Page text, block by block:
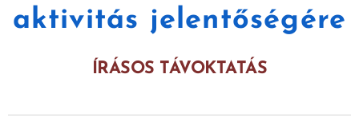
aktivitás jelentőségére
ÍRÁSOS TÁVOKTATÁS